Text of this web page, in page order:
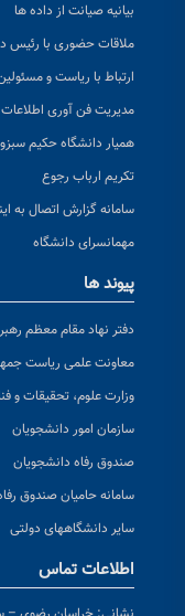
بیانیه صیانت از داده ها
ملاقات حضوری با رئیس
ارتباط با ریاست و
مدیریت فن آوری اطلاعات
همیار دانشگاه حکیم
تکریم ارباب رجوع
سامانه گزارش اتصال به
مهمانسرای دانشگاه
پیوند ها
دفتر نهاد مقام معظم
معاونت علمی ریاست
وزارت علوم، تحقیقات و
سازمان امور دانشجویان
صندوق رفاه دانشجویان
سامانه حامیان صندوق
سایر دانشگاههای دولتی
اطلاعات تماس